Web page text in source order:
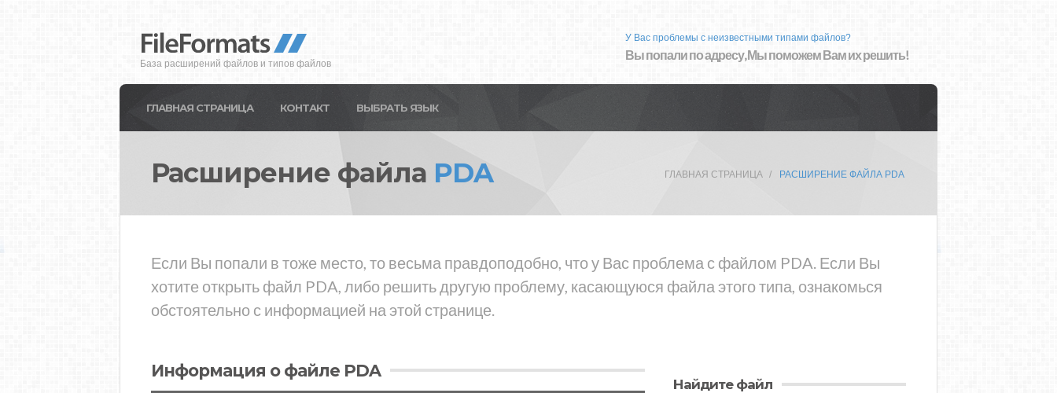
База расширений файлов и типов файлов
У Вас проблемы с неизвестными типами файлов?
Вы попали по адресу, Мы поможем Вам их решить!
ГЛАВНАЯ СТРАНИЦА КОНТАКТ ВЫБРАТЬ ЯЗЫК
Расширение файла PDA ГЛАВНАЯ СТРАНИЦА РАСШИРЕНИЕ ФАЙЛА PDA
Если Вы попали в тоже место, то весьма правдоподобно, что у Вас проблема с файлом PDA. Если Вы
хотите открыть файл PDA, либо решить другую проблему, касающуюся файла этого типа, ознакомься
обстоятельно с информацией на этой странице.
Информация о файле PDA
Найдите файл